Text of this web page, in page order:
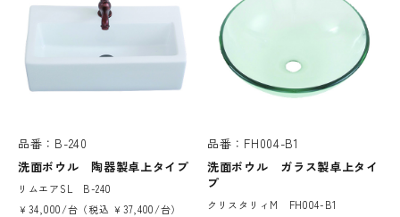
品番：B-240
洗面ボウル 陶器製卓上タイプ
リムエアSL B-240
￥34,000/台（税込 ￥37,400/台）
品番：FH004-B1
洗面ボウル ガラス製卓上タイ
プ
クリスタリィM FH004-B1